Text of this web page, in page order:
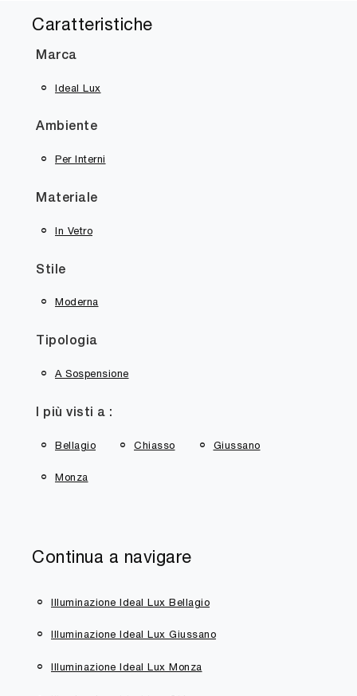
Caratteristiche
Marca
Ideal Lux
Ambiente
Per Interni
Materiale
In Vetro
Stile
Moderna
Tipologia
A Sospensione
I più visti a :
Bellagio Chiasso Giussano
Monza
Continua a navigare
Illuminazione Ideal Lux Bellagio
Illuminazione Ideal Lux Giussano
Illuminazione Ideal Lux Monza